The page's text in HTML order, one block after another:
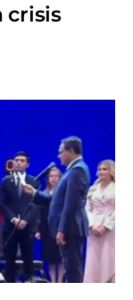
crisis